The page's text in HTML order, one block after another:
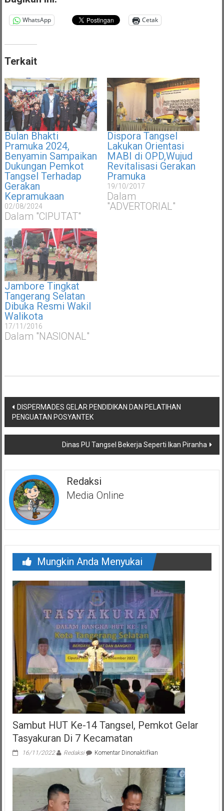
WhatsApp Cetak
Terkait
Bulan Bhakti
Pramuka 2024,
Benyamin Sampaikan
Dukungan Pemkot
Tangsel Terhadap
Gerakan
Kepramukaan
02/08/2024
Dalam "CIPUTAT"
Dispora Tangsel
Lakukan Orientasi
MABI di OPD,Wujud
Revitalisasi Gerakan
Pramuka
19/10/2017
Dalam
"ADVERTORIAL"
Jambore Tingkat
Tangerang Selatan
Dibuka Resmi Wakil
Walikota
17/11/2016
Dalam "NASIONAL"
Navigasi
pos
DISPERMADES GELAR PENDIDIKAN DAN PELATIHAN
PENGUATAN POSYANTEK
Dinas PU Tangsel Bekerja Seperti Ikan Piranha
Redaksi
Media Online
Mungkin Anda Menyukai
Sambut HUT Ke-14 Tangsel, Pemkot Gelar
Tasyakuran Di 7 Kecamatan
16/11/2022 Redaksi Komentar Dinonaktifkanpada
HUT
Ke-
14
Tangsel,
Pemkot